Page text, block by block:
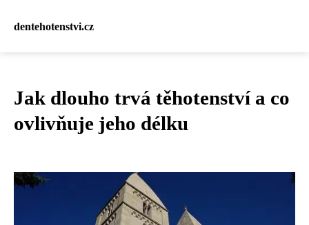
dentehotenstvi.cz
Jak dlouho trvá těhotenství a co
ovlivňuje jeho délku